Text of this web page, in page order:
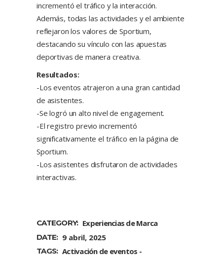
incrementó el tráfico y la interacción.
Además, todas las actividades y el ambiente
reflejaron los valores de Sportium,
destacando su vínculo con las apuestas
deportivas de manera creativa.
Resultados:
-Los eventos atrajeron a una gran cantidad
de asistentes.
-Se logró un alto nivel de engagement.
-El registro previo incrementó
significativamente el tráfico en la página de
Sportium.
-Los asistentes disfrutaron de actividades
interactivas.
CATEGORY: Experiencias de Marca
DATE: 9 abril, 2025
TAGS: Activación de eventos